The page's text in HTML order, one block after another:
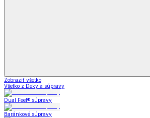
Zobraziť všetko
Všetko z Deky a súpravy
Dual Feel® súpravy
Baránkové súpravy